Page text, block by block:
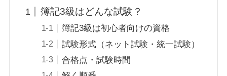
簿記3級はどんな試験？
簿記3級は初心者向けの資格
試験形式（ネット試験・統一試験）
合格点・試験時間